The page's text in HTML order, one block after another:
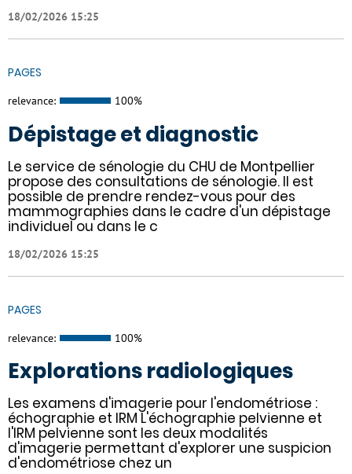
18/02/2026 15:25
PAGES
relevance: 100%
Dépistage et diagnostic
Le service de sénologie du CHU de Montpellier
propose des consultations de sénologie. Il est
possible de prendre rendez-vous pour des
mammographies dans le cadre d'un dépistage
individuel ou dans le c
18/02/2026 15:25
PAGES
relevance: 100%
Explorations radiologiques
Les examens d'imagerie pour l'endométriose :
échographie et IRM L'échographie pelvienne et
l'IRM pelvienne sont les deux modalités
d'imagerie permettant d'explorer une suspicion
d'endométriose chez un